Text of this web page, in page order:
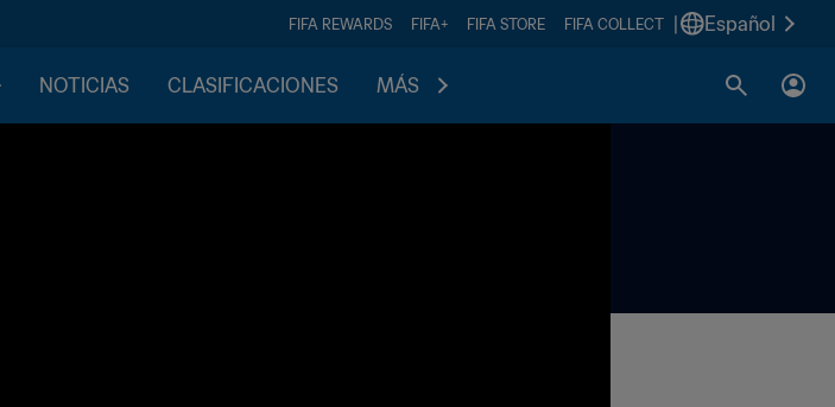
FIFA REWARDS FIFA+ FIFA STORE FIFA COLLECT Español
NOTICIAS CLASIFICACIONES MÁS